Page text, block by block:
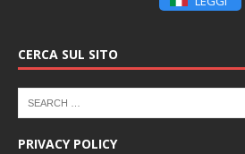
CERCA SUL SITO
PRIVACY POLICY